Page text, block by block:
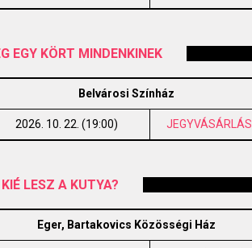
EGY KÖRT MINDENKINEK
Belvárosi Színház
2026. 10. 22. (19:00) JEGYVÁSÁRLÁS
LESZ A KUTYA?
Eger, Bartakovics Közösségi Ház